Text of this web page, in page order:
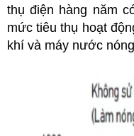
thụ điện hàng năm
mức tiêu thụ hoạt
khí và máy nước